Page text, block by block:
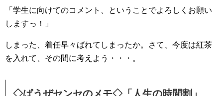
「学生に向けてのコメント、ということでよろしくお願い
しますっ！」
しまった、着任早々ばれてしまったか。さて、今度は紅茶
を入れて、その間に考えよう・・・。
◇ぱうぜセンセのメモ◇「人生の時間割」